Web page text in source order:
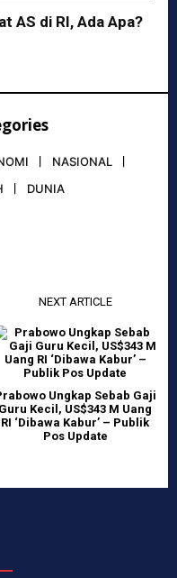
AS di RI, Ada Apa?
NASIONAL
DUNIA
NEXT ARTICLE
Ungkap Sebab Gaji
Guru Kecil, US$343 M Uang
RI ‘Dibawa Kabur’ – Publik
Pos Update